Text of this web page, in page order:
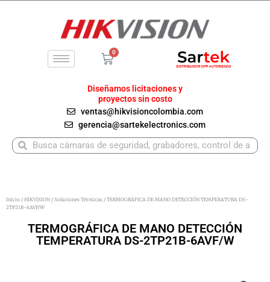
0
Carrito
Diseñamos licitaciones y
proyectos sin costo
ventas@hikvisioncolombia.com
gerencia@sartekelectronics.com
BuscarBuscar
Inicio / HIKVISION / Soluciones Térmicas / TERMOGRÁFICA DE MANO DETECCIÓN TEMPERATURA DS-
2TP21B-6AVF/W
TERMOGRÁFICA DE MANO DETECCIÓN
TEMPERATURA DS-2TP21B-6AVF/W